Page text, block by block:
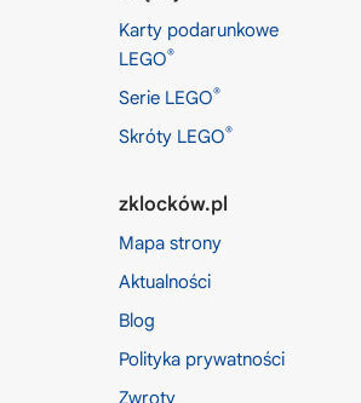
Karty podarunkowe
LEGO®
Serie LEGO®
Skróty LEGO®
zklocków.pl
Mapa strony
Aktualności
Blog
Polityka prywatności
Zwroty